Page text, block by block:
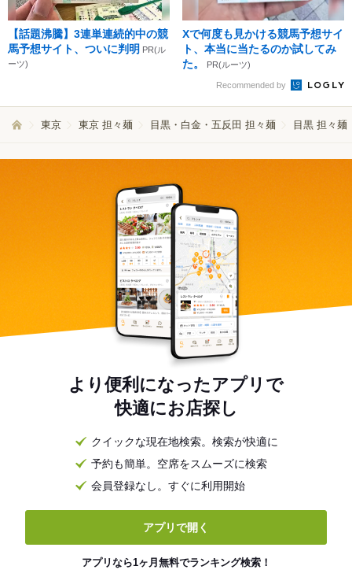
【話題沸騰】3連単連続的中の競
馬予想サイト、ついに判明 PR(ル
ーツ)
Xで何度も見かける競馬予想サイ
ト、本当に当たるのか試してみ
た。
PR(ルーツ)
Recommended by
東京 東京 担々麺 目黒・白金・五反田 担々麺 目黒 担々麺
より便利になったアプリで
快適にお店探し
クイックな現在地検索。検索が快適に
予約も簡単。空席をスムーズに検索
会員登録なし。すぐに利用開始
アプリで開く
アプリなら1ヶ月無料でランキング検索！